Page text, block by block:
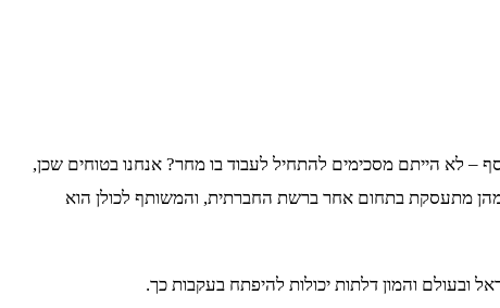
– לא הייתם מסכימים להתחיל לעבוד בו מחר? אנחנו בטוחים שכן,
מתעסקת בתחום אחר ברשת החברתית, והמשותף לכולן הוא
ובעולם והמון דלתות יכולות להיפתח בעקבות כך.